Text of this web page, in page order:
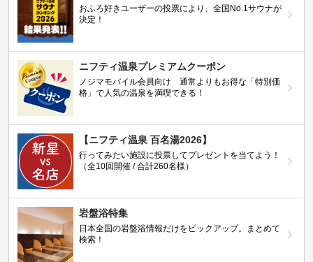
おふろ好きユーザーの投票により、全国No.1サウナが
決定！
ニフティ温泉プレミアムクーポン
ノジマモバイル会員向け 通常よりもお得な「特別価
格」で人気の温泉を満喫できる！
【ニフティ温泉 百名湯2026】
行ってみたい施設に投票してプレゼントを当てよう！
（全10回開催 / 合計260名様）
岩盤浴特集
日本全国の岩盤浴情報だけをピックアップ。まとめて
検索！